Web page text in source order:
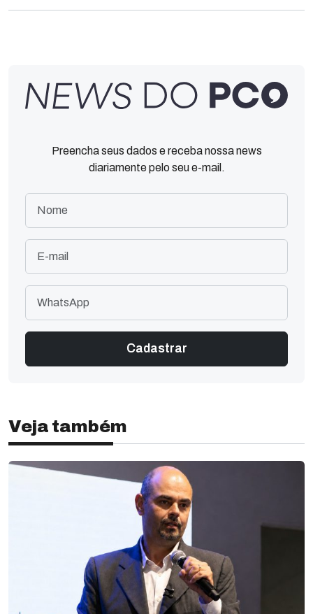
Preencha seus dados e receba nossa news
diariamente pelo seu e-mail.
Veja também